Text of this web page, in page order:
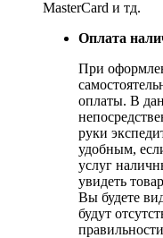
MasterCard и тд.
Оплата
При
оплаты. В
руки
удобным,
услуг
увидеть
Вы будете
будут